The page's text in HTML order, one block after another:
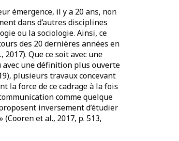
émergence, il y a 20 ans, non
dans d’autres disciplines
ou la sociologie. Ainsi, ce
des 20 dernières années en
Que ce soit avec une
une définition plus ouverte
plusieurs travaux concevant
la force de ce cadrage à la fois
comme quelque
inversement d’étudier
et al., 2017, p. 513,